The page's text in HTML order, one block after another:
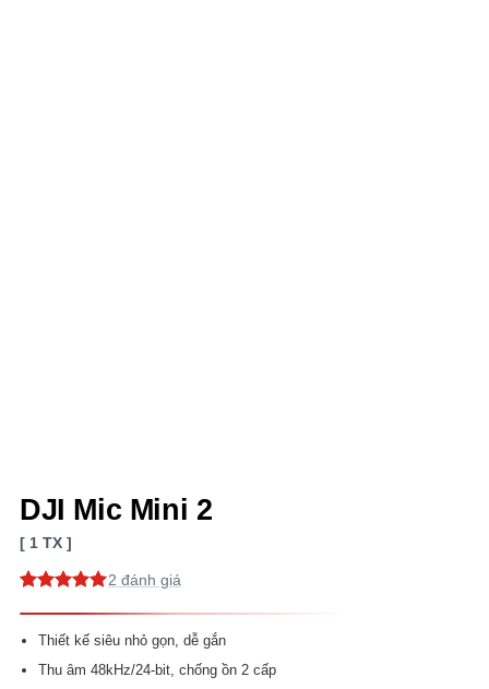
DJI Mic Mini 2
1 TX
đánh giá
2
Thiết kế siêu nhỏ gọn, dễ gắn
Thu âm 48kHz/24-bit, chống ồn 2 cấp